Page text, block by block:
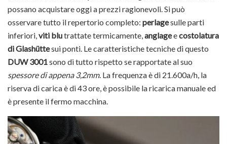
possano acquistare oggi a prezzi ragionevoli. Si può
osservare tutto il repertorio completo: perlagesulle parti
inferiori, viti blutrattate termicamente, anglageecostolatura
di Glashüttesui ponti. Le caratteristiche tecniche di questo
DUW 3001 sono di tutto rispetto se rapportate al suo
spessore di appena 3,2mm. La frequenza è di 21.600a/h, la
riserva di carica è di 43 ore, è possibile la ricarica manuale ed
è presente il fermo macchina.